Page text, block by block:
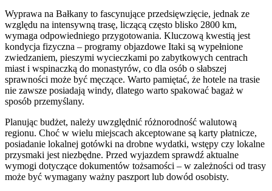
Wyprawa na Bałkany to fascynujące przedsięwzięcie, jednak ze
względu na intensywną trasę, liczącą często blisko 2800 km,
wymaga odpowiedniego przygotowania. Kluczową kwestią jest
kondycja fizyczna – programy objazdowe Itaki są wypełnione
zwiedzaniem, pieszymi wycieczkami po zabytkowych centrach
miast i wspinaczką do monastyrów, co dla osób o słabszej
sprawności może być męczące. Warto pamiętać, że hotele na trasie
nie zawsze posiadają windy, dlatego warto spakować bagaż w
sposób przemyślany.
Planując budżet, należy uwzględnić różnorodność walutową
regionu. Choć w wielu miejscach akceptowane są karty płatnicze,
posiadanie lokalnej gotówki na drobne wydatki, wstępy czy lokalne
przysmaki jest niezbędne. Przed wyjazdem sprawdź aktualne
wymogi dotyczące dokumentów tożsamości – w zależności od trasy
może być wymagany ważny paszport lub dowód osobisty.